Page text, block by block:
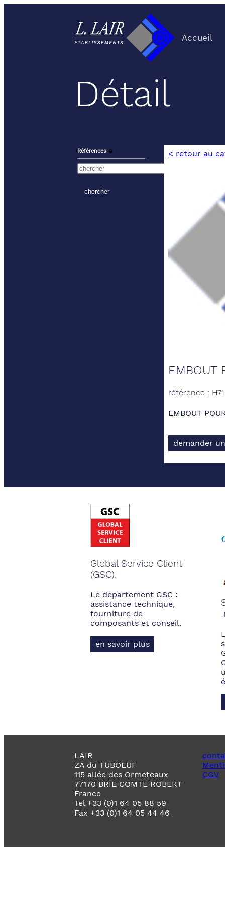
Accueil
Détail
Références ⬙ < retour au
EMBOUT
référence :
EMBOUT
demander
Global Service Client
(GSC).
Le departement GSC :
assistance technique,
fourniture de
composants et conseil.
en savoir plus
LAIR
ZA du TUBOEUF
115 allée des Ormeteaux
77170 BRIE COMTE ROBERT
France
Tel +33 (0)1 64 05 88 59
Fax +33 (0)1 64 05 44 46
CGV